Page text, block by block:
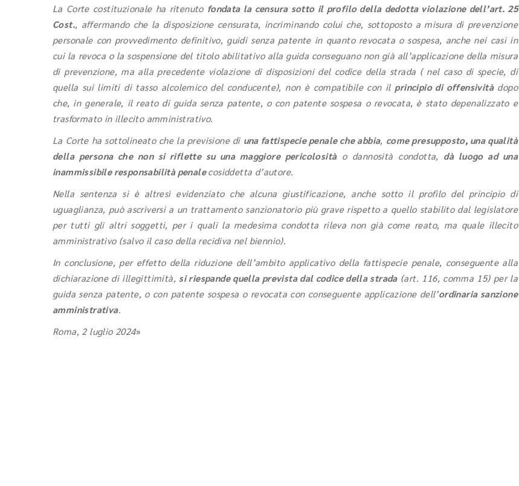
La Corte costituzionale ha ritenuto fondata la censura sotto il profilo della dedotta violazione dell’art. 25
Cost., affermando che la disposizione censurata, incriminando colui che, sottoposto a misura di prevenzione
personale con provvedimento definitivo, guidi senza patente in quanto revocata o sospesa, anche nei casi in
cui la revoca o la sospensione del titolo abilitativo alla guida conseguano non già all’applicazione della misura
di prevenzione, ma alla precedente violazione di disposizioni del codice della strada ( nel caso di specie, di
quella sui limiti di tasso alcolemico del conducente), non è compatibile con il principio di offensivitàdopo
che, in generale, il reato di guida senza patente, o con patente sospesa o revocata, è stato depenalizzato e
trasformato in illecito amministrativo.
La Corte ha sottolineato che la previsione di una fattispecie penale che abbia, come presupposto, una qualità
della persona che non si riflette su una maggiore pericolositào dannosità condotta, dà luogo ad una
inammissibile responsabilità penalecosiddetta d’autore.
Nella sentenza si è altresì evidenziato che alcuna giustificazione, anche sotto il profilo del principio di
uguaglianza, può ascriversi a un trattamento sanzionatorio più grave rispetto a quello stabilito dal legislatore
per tutti gli altri soggetti, per i quali la medesima condotta rileva non già come reato, ma quale illecito
amministrativo (salvo il caso della recidiva nel biennio).
In conclusione, per effetto della riduzione dell’ambito applicativo della fattispecie penale, conseguente alla
dichiarazione di illegittimità, si riespande quella prevista dal codice della strada(art. 116, comma 15) per la
guida senza patente, o con patente sospesa o revocata con conseguente applicazione dell’ordinaria sanzione
amministrativa.
Roma, 2 luglio 2024»